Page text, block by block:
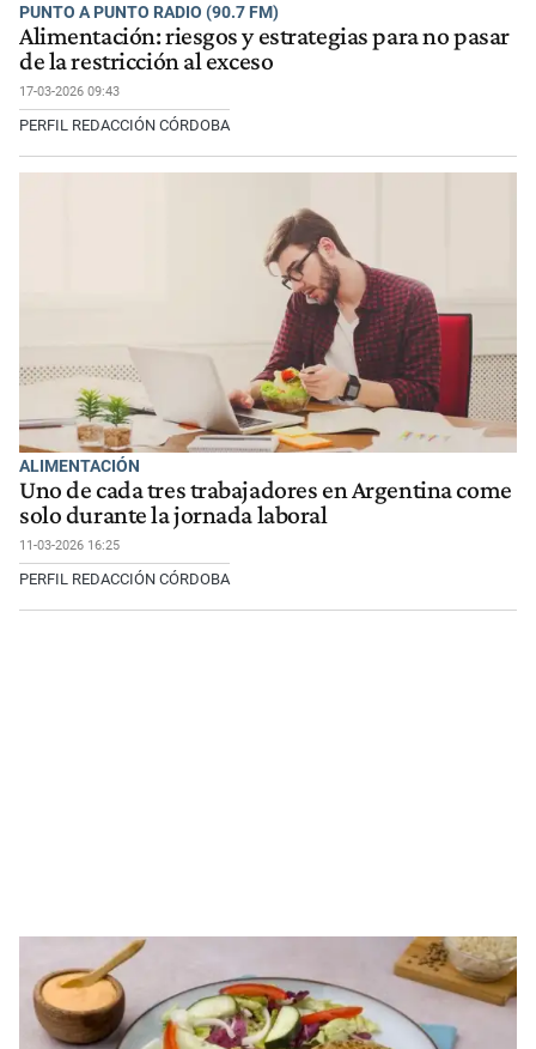
PUNTO A PUNTO RADIO (90.7 FM)
Alimentación: riesgos y estrategias para no pasar
de la restricción al exceso
17-03-2026 09:43
PERFIL REDACCIÓN CÓRDOBA
ALIMENTACIÓN
Uno de cada tres trabajadores en Argentina come
solo durante la jornada laboral
11-03-2026 16:25
PERFIL REDACCIÓN CÓRDOBA